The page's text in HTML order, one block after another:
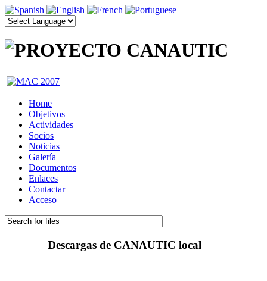
Home
Objetivos
Actividades
Socios
Noticias
Galería
Documentos
Enlaces
Contactar
Acceso
Descargas de CANAUTIC local